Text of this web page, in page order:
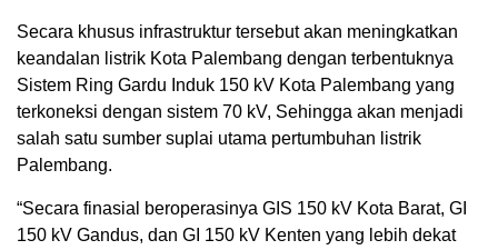
Secara khusus infrastruktur tersebut akan meningkatkan
keandalan listrik Kota Palembang dengan terbentuknya
Sistem Ring Gardu Induk 150 kV Kota Palembang yang
terkoneksi dengan sistem 70 kV, Sehingga akan menjadi
salah satu sumber suplai utama pertumbuhan listrik
Palembang.
“Secara finasial beroperasinya GIS 150 kV Kota Barat, GI
150 kV Gandus, dan GI 150 kV Kenten yang lebih dekat